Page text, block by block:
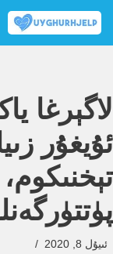
لاگېرغا
ئۇيغۇر
ئىيۇل 8, 2020